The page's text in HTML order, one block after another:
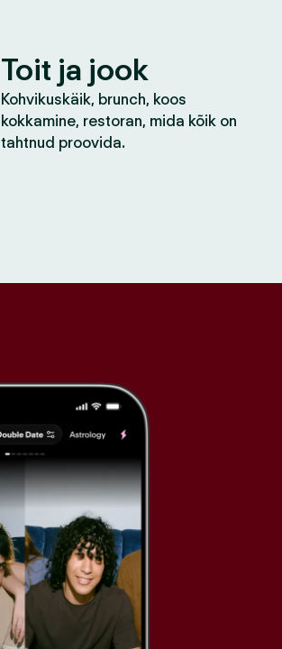
Toit ja jook
Kohvikuskäik, brunch, koos
kokkamine, restoran, mida kõik on
tahtnud proovida.